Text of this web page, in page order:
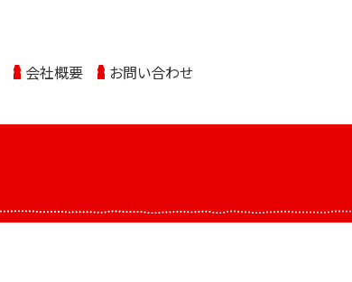
会社概要 お問い合わせ